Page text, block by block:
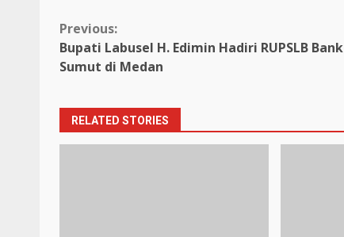
Continue
Reading
Previous:
Bupati Labusel H. Edimin Hadiri RUPSLB Bank
Sumut di Medan
RELATED STORIES